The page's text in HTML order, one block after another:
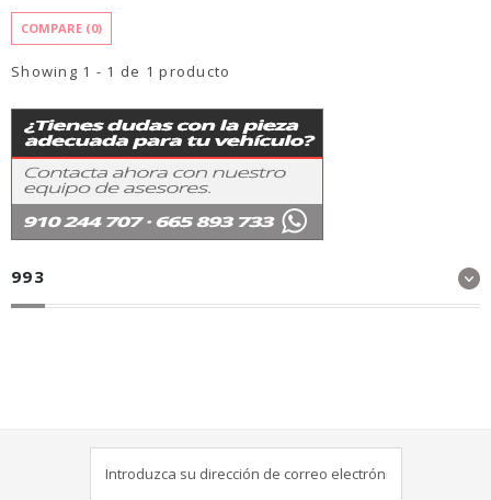
COMPARE (0)
Showing 1 - 1 de 1 producto
993